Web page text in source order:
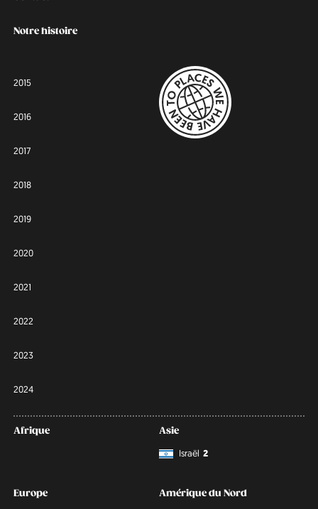
Notre histoire
2015
2016
2017
2018
2019
2020
2021
2022
2023
2024
Afrique
Asie
Israël 2
Europe
Amérique du Nord